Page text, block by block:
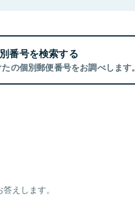
番号を検索する
の個別郵便番号をお調べします。
えします。